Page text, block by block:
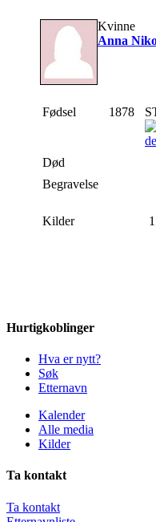
Kvinne
Anna
Fødsel 1878
Død
Begravelse
Kilder
Hurtigkoblinger
Hva er nytt?
Søk
Etternavn
Kalender
Alle media
Kilder
Ta kontakt
Ta kontakt